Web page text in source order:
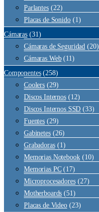
Parlantes (22)
Placas de Sonido (1)
Cámaras (31)
Cámaras de Seguridad (20)
Cámaras Web (11)
Componentes (258)
Coolers (29)
Discos Internos (12)
Discos Internos SSD (33)
Fuentes (29)
Gabinetes (26)
Grabadoras (1)
Memorias Notebook (10)
Memorias PC (17)
Microprocesadores (27)
Motherboards (51)
Placas de Video (23)